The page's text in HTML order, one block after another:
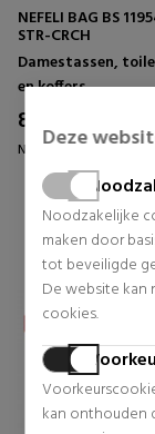
Deze
Noodzakelijke
maken door
tot beveiligde
De website
cookies.
kan onthouden
NEFELI BAG BS
STR-CRCH
Damestassen,
en koffers
89,06 €
Normale prijs 125,00 €
0